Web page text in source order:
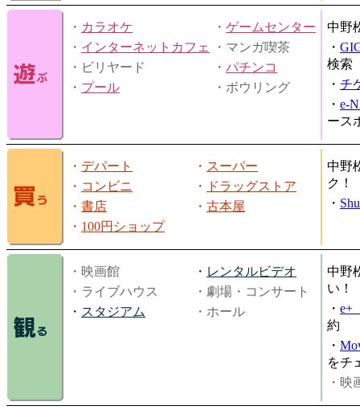
・ カラオケ ・ ゲームセンター
・ インターネットカフェ
・マンガ喫茶
・ビリヤード
・ パチンコ
・ プール ・ボウリング
中野
・
検索
・ チ
・ e-
ース
・ デパート ・ スーパー
・ コンビニ ・
ドラッグストア
・ 書店 ・ 古本屋
・ 100円ショップ
中野
ク！
・
・映画館 ・ レンタルビデオ
・ライブハウス
・劇場・コンサート
・ スタジアム ・ホール
中野
い！
・ e+
約
・
をチ
・映